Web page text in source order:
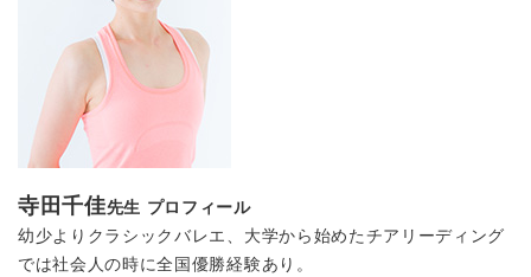
寺田千佳先生 プロフィール
幼少よりクラシックバレエ、大学から始めたチアリーディング
では社会人の時に全国優勝経験あり。